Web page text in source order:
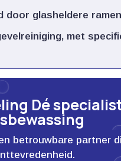
glasheldere
met
Dé
betrouwbare partner